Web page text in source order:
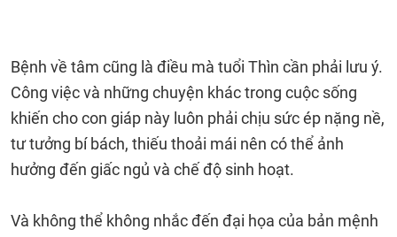
Bệnh về tâm cũng là điều mà tuổi Thìn cần phải lưu ý.
Công việc và những chuyện khác trong cuộc sống
khiến cho con giáp này luôn phải chịu sức ép nặng nề,
tư tưởng bí bách, thiếu thoải mái nên có thể ảnh
hưởng đến giấc ngủ và chế độ sinh hoạt.
Và không thể không nhắc đến đại họa của bản mệnh